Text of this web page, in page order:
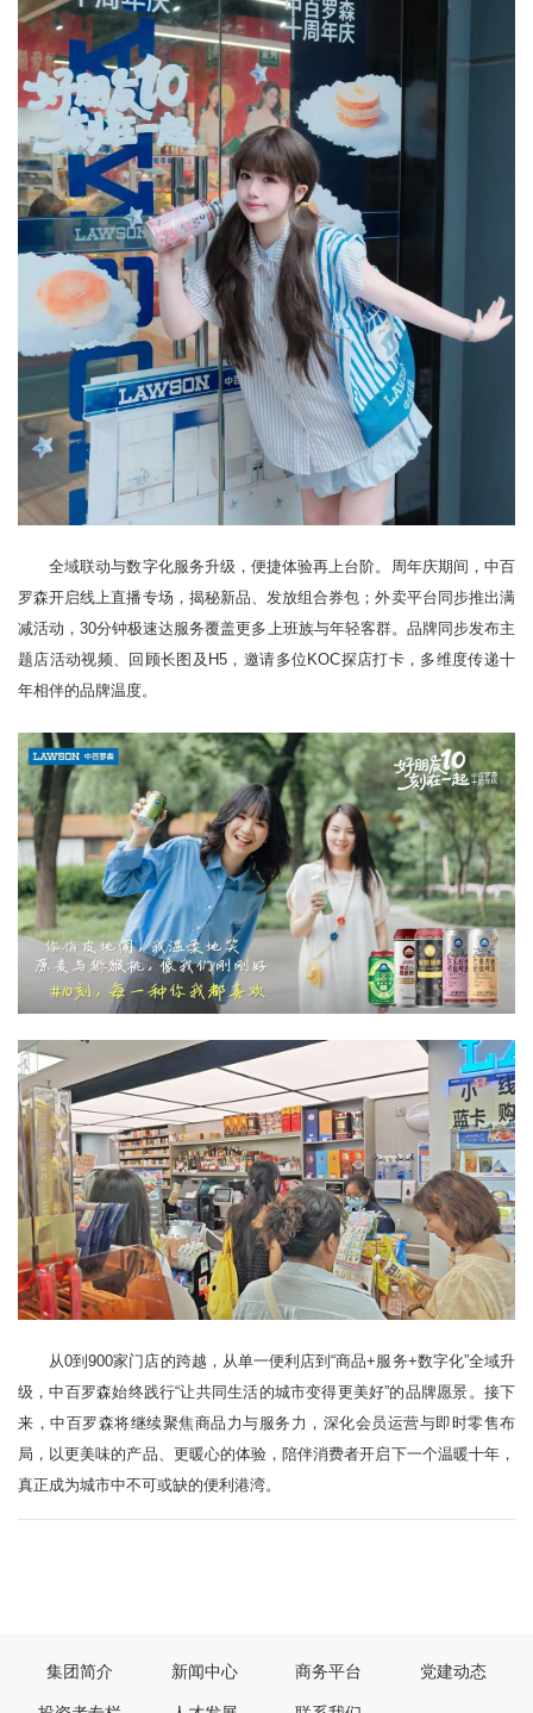
全域联动与数字化服务升级，便捷体验再上台阶。周年庆期间，中百
罗森开启线上直播专场，揭秘新品、发放组合券包；外卖平台同步推出满
减活动，30分钟极速达服务覆盖更多上班族与年轻客群。品牌同步发布主
题店活动视频、回顾长图及H5，邀请多位KOC探店打卡，多维度传递十
年相伴的品牌温度。
从0到900家门店的跨越，从单一便利店到“商品+服务+数字化”全域升
级，中百罗森始终践行“让共同生活的城市变得更美好”的品牌愿景。接下
来，中百罗森将继续聚焦商品力与服务力，深化会员运营与即时零售布
局，以更美味的产品、更暖心的体验，陪伴消费者开启下一个温暖十年，
真正成为城市中不可或缺的便利港湾。
集团简介 新闻中心 商务平台 党建动态